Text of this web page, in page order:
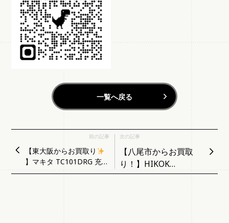
一覧へ戻る
次の記事
【八尾市からお買取
り！】HIKOK
IWH36DDコードレス
前の記事
【東大阪からお買取り
】マキタ TC101DRG 充電
式ケーブルカッター